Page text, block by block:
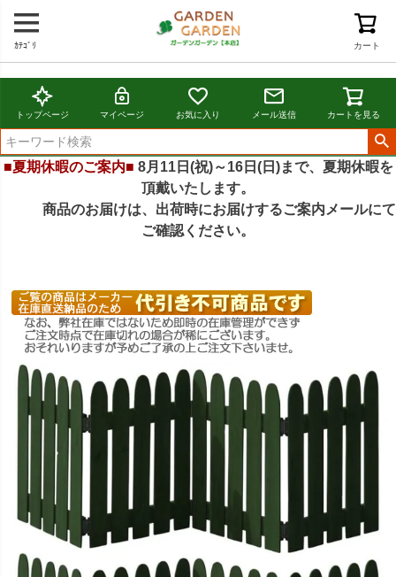
カート
ｶﾃｺﾞﾘ
トップページ マイページ お気に入り メール送信 カートを見る
■夏期休暇のご案内■ 8月11日(祝)～16日(日)まで、夏期休暇を
頂戴いたします。
商品のお届けは、出荷時にお届けするご案内メールにて
ご確認ください。